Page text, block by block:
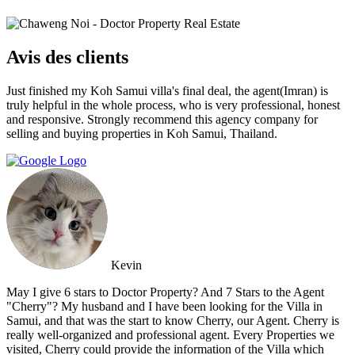
Avis des clients
Just finished my Koh Samui villa's final deal, the agent(Imran) is
truly helpful in the whole process, who is very professional, honest
and responsive. Strongly recommend this agency company for
selling and buying properties in Koh Samui, Thailand.
Kevin
May I give 6 stars to Doctor Property? And 7 Stars to the Agent
"Cherry"? My husband and I have been looking for the Villa in
Samui, and that was the start to know Cherry, our Agent. Cherry is
really well-organized and professional agent. Every Properties we
visited, Cherry could provide the information of the Villa which